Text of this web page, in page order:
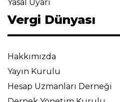
Yasal Uyarı
Vergi Dünyası
Hakkımızda
Yayın Kurulu
Hesap Uzmanları Derneği